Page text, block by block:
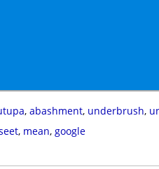
, abashment, underbrush,
, mean, google